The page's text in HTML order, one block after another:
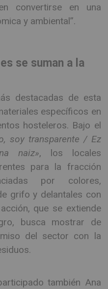
convertirse en una
y ambiental”.
se suman a la
destacadas de esta
específicos en
hosteleros. Bajo el
soy transparente / Ez
naiz», los locales
para la fracción
por colores,
grifo y delantales con
que se extiende
busca mostrar de
del sector con la
también Ana